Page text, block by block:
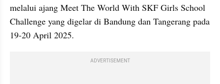
melalui ajang Meet The World With SKF Girls School
Challenge yang digelar di Bandung dan Tangerang pada
19-20 April 2025.
ADVERTISEMENT